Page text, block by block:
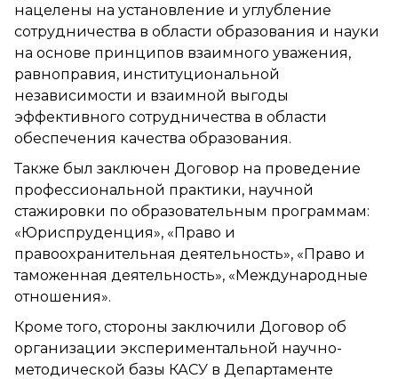
нацелены на установление и углубление
сотрудничества в области образования и науки
на основе принципов взаимного уважения,
равноправия, институциональной
независимости и взаимной выгоды
эффективного сотрудничества в области
обеспечения качества образования.
Также был заключен Договор на проведение
профессиональной практики, научной
стажировки по образовательным программам:
«Юриспруденция», «Право и
правоохранительная деятельность», «Право и
таможенная деятельность», «Международные
отношения».
Кроме того, стороны заключили Договор об
организации экспериментальной научно-
методической базы КАСУ в Департаменте